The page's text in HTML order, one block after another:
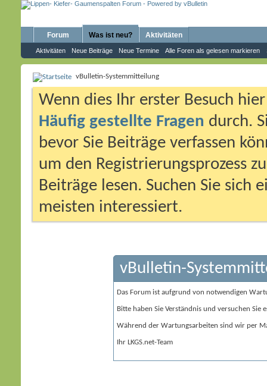
Forum Was ist neu?
Aktivitäten Neue Beiträge Neue Termine Alle Foren als gelesen markieren
Aktivitäten
vBulletin-Systemmitteilung
Wenn dies Ihr erster Besuch
Häufig gestellte Fragen durch.
bevor Sie Beiträge verfassen
um den Registrierungsprozess
Beiträge lesen. Suchen Sie sich
meisten interessiert.
vBulletin-
Das Forum ist aufgrund von notwendigen
Bitte haben Sie Verständnis und versuchen Sie
Während der Wartungsarbeiten sind wir per
Ihr LKGS.net-Team